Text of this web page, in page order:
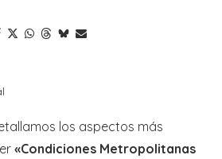
los aspectos más
«Condiciones Metropolitanas